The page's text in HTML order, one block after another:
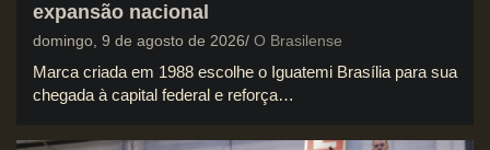
expansão nacional
domingo, 9 de agosto de 2026 O Brasilense
Marca criada em 1988 escolhe o Iguatemi Brasília para sua
chegada à capital federal e reforça…